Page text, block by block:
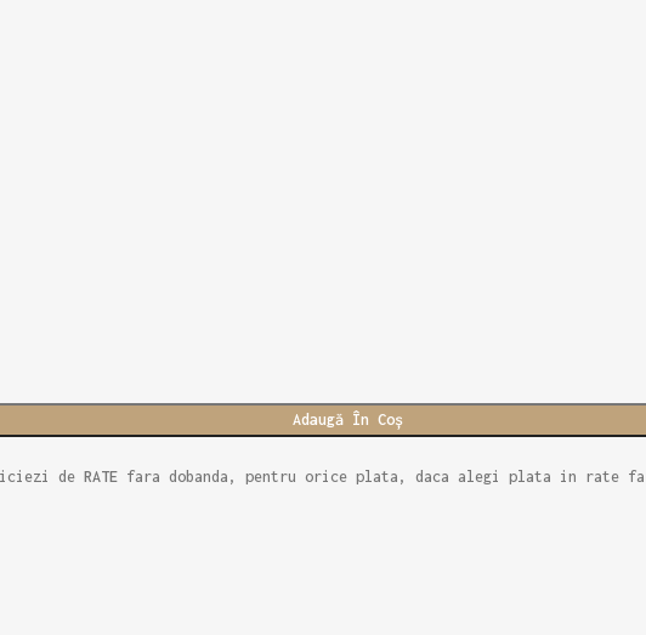
Adaugă În Coș
de RATE fara dobanda, pentru orice plata, daca alegi plata in rate